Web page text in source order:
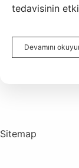
tedavisinin
Devamını
Sitemap